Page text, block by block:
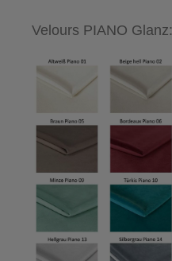
Velours PIANO Glanz: